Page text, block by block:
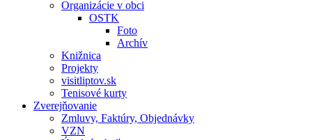
Organizácie v obci
OSTK
Foto
Archív
Knižnica
Projekty
visitliptov.sk
Tenisové kurty
Zverejňovanie
Zmluvy, Faktúry, Objednávky
VZN